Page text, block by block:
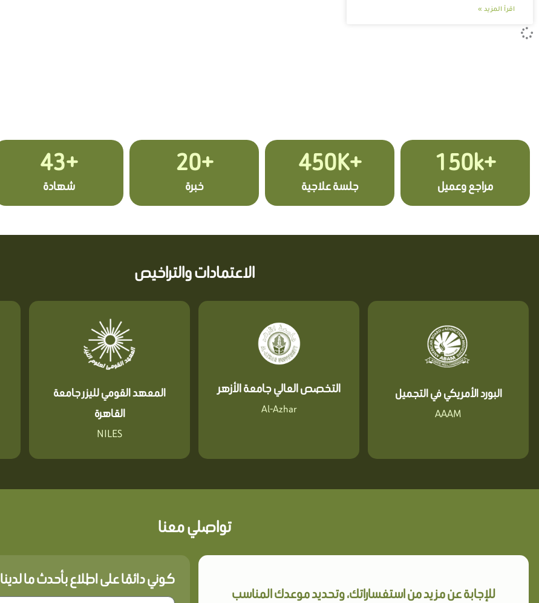
اقرأ المزيد »
+150k
مراجع وعميل
+450K
جلسة علاجية
+20
خبرة
+43
شهادة
الاعتمادات والتراخيص
البورد الأمريكي في التجميل
AAAM
التخصص العالي جامعة الأزهر
Al-Azhar
المعهد القومي لليزر جامعة
القاهرة
NILES
تواصلي معنا
للإجابة عن مزيد من استفساراتك، وتحديد موعدك المناسب
كوني دائمًا على اطلاع بأحدث ما لدينا